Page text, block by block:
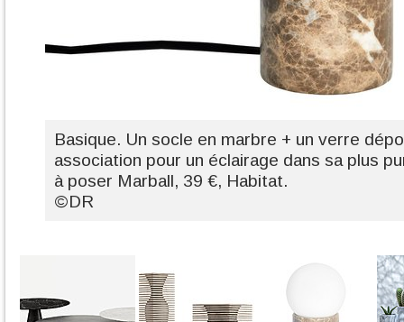
Basique. Un socle en marbre + un verre
association pour un éclairage dans sa plus
à poser Marball, 39 €, Habitat.
©DR